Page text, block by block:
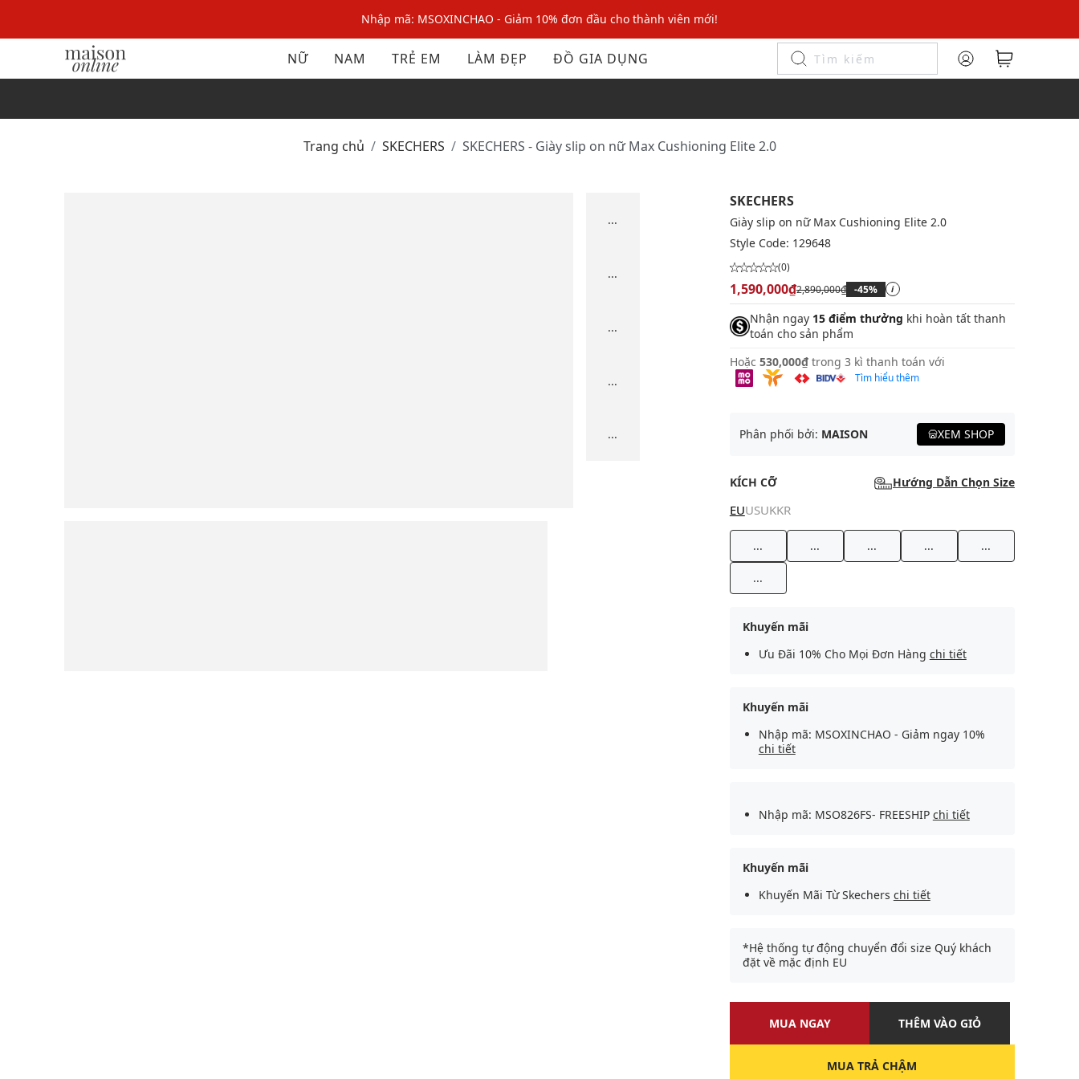
Nhập mã: MSOXINCHAO - Giảm 10% đơn đầu cho thành viên mới!
Nhập mã MSOPAY100: giảm ngay 10% khi thanh toán trực tuyến
Nhập mã: MSOXINCHAO - Giảm 10% đơn đầu cho thành viên mới!
NỮ NAM TRẺ EM LÀM ĐẸP ĐỒ GIA DỤNG
Trang chủ SKECHERS SKECHERS - Giày slip on nữ Max Cushioning Elite 2.0
...
...
...
...
...
SKECHERS
Giày slip on nữ Max Cushioning Elite 2.0
Style Code: 129648
(0)
1,590,000₫2,890,000₫ -45% i
Nhận ngay 15 điểm thưởng khi hoàn tất thanh
toán cho sản phẩm
Hoặc 530,000₫ trong 3 kì thanh toán với
Tìm hiểu thêm
Phân phối bởi: MAISON XEM SHOP
KÍCH CỠ Hướng Dẫn Chọn Size
EUUSUKKR
... ... ... ... ...
...
Khuyến mãi
Ưu Đãi 10% Cho Mọi Đơn Hàng chi tiết
Khuyến mãi
Nhập mã: MSOXINCHAO - Giảm ngay 10%
chi tiết
Nhập mã: MSO826FS- FREESHIP chi tiết
Khuyến mãi
Khuyến Mãi Từ Skechers chi tiết
*Hệ thống tự động chuyển đổi size Quý khách
đặt về mặc định EU
MUA NGAY THÊM VÀO GIỎ
MUA TRẢ CHẬM